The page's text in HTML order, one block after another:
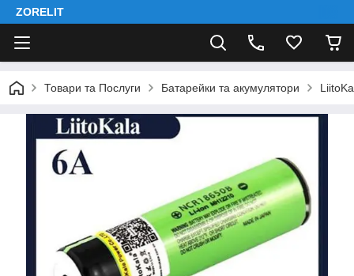
ZORELIT
Товари та Послуги Батарейки та акумулятори